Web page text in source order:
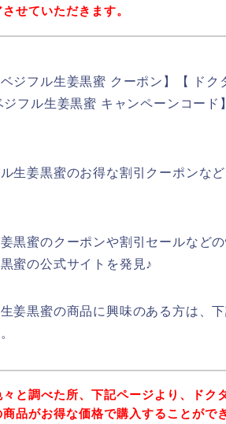
せていただきます。
ジフル生姜黒蜜 クーポン】【 ドク
フル生姜黒蜜 キャンペーンコード
生姜黒蜜のお得な割引クーポンな
黒蜜のクーポンや割引セールなど
蜜の公式サイトを発見♪
姜黒蜜の商品に興味のある方は、
と調べた所、下記ページより、ドク
品がお得な価格で購入することがで